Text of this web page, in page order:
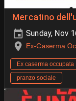
Mercatino
Sunday, Nov
Ex-Caserma
Ex caserma occupata
pranzo sociale